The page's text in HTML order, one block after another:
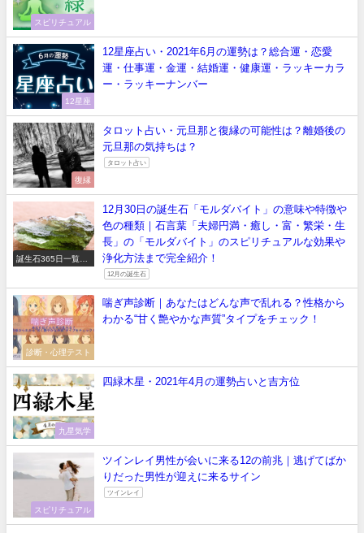
スピリチュアル
12星座
12星座占い・2021年6月の運勢は？総合運・恋愛
運・仕事運・金運・結婚運・健康運・ラッキーカラ
ー・ラッキーナンバー
復縁
タロット占い・元旦那と復縁の可能性は？離婚後の
元旦那の気持ちは？
タロット占い
誕生石365日一覧
12月30日の誕生石「モルダバイト」の意味や特徴や
色の種類｜石言葉「夫婦円満・癒し・富・繁栄・生
長」の「モルダバイト」のスピリチュアルな効果や
浄化方法まで完全紹介！
12月の誕生石
診断・心理テスト
喘ぎ声診断｜あなたはどんな声で乱れる？性格から
わかる“甘く艶やかな声質”タイプをチェック！
九星気学
四緑木星・2021年4月の運勢占いと吉方位
スピリチュアル
ツインレイ男性が会いに来る12の前兆｜逃げてばか
りだった男性が迎えに来るサイン
ツインレイ